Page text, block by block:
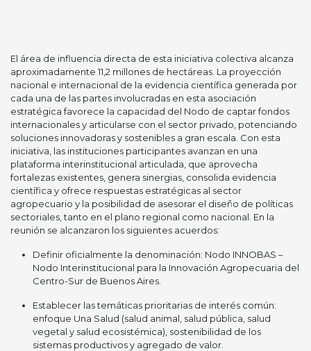
El área de influencia directa de esta iniciativa colectiva alcanza
aproximadamente 11,2 millones de hectáreas. La proyección
nacional e internacional de la evidencia científica generada por
cada una de las partes involucradas en esta asociación
estratégica favorece la capacidad del Nodo de captar fondos
internacionales y articularse con el sector privado, potenciando
soluciones innovadoras y sostenibles a gran escala. Con esta
iniciativa, las instituciones participantes avanzan en una
plataforma interinstitucional articulada, que aprovecha
fortalezas existentes, genera sinergias, consolida evidencia
científica y ofrece respuestas estratégicas al sector
agropecuario y la posibilidad de asesorar el diseño de políticas
sectoriales, tanto en el plano regional como nacional. En la
reunión se alcanzaron los siguientes acuerdos:
Definir oficialmente la denominación: Nodo INNOBAS –
Nodo Interinstitucional para la Innovación Agropecuaria del
Centro-Sur de Buenos Aires.
Establecer las temáticas prioritarias de interés común:
enfoque Una Salud (salud animal, salud pública, salud
vegetal y salud ecosistémica), sostenibilidad de los
sistemas productivos y agregado de valor.